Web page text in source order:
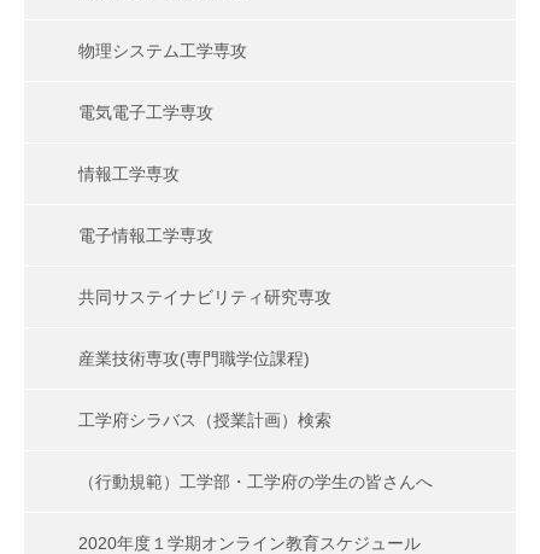
物理システム工学専攻
電気電子工学専攻
情報工学専攻
電子情報工学専攻
共同サステイナビリティ研究専攻
産業技術専攻(専門職学位課程)
工学府シラバス（授業計画）検索
（行動規範）工学部・工学府の学生の皆さんへ
2020年度１学期オンライン教育スケジュール